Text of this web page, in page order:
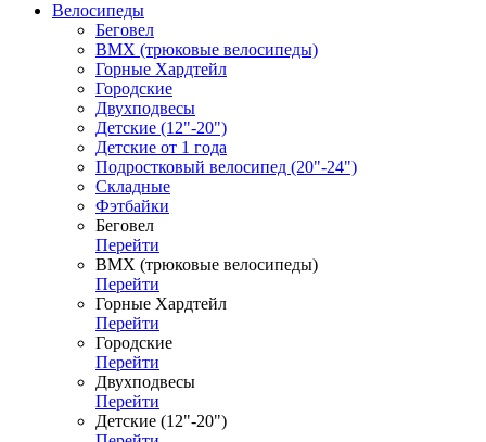
Велосипеды
Беговел
ВМХ (трюковые велосипеды)
Горные Хардтейл
Городские
Двухподвесы
Детские (12"-20")
Детские от 1 года
Подростковый велосипед (20"-24")
Складные
Фэтбайки
Беговел
Перейти
ВМХ (трюковые велосипеды)
Перейти
Горные Хардтейл
Перейти
Городские
Перейти
Двухподвесы
Перейти
Детские (12"-20")